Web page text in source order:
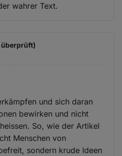
wahrer Text.
überprüft)
und sich daran
bewirken und nicht
So, wie der Artikel
Menschen von
sondern krude Ideen